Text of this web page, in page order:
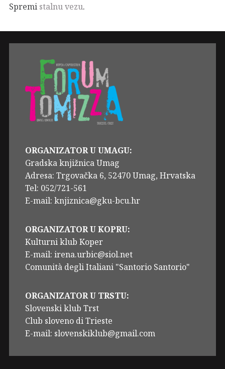
Spremi stalnu vezu.
ORGANIZATOR U UMAGU:
Gradska knjižnica Umag
Adresa: Trgovačka 6, 52470 Umag, Hrvatska
Tel: 052/721-561
E-mail: knjiznica@gku-bcu.hr
ORGANIZATOR U KOPRU:
Kulturni klub Koper
E-mail: irena.urbic@siol.net
Comunità degli Italiani "Santorio Santorio"
ORGANIZATOR U TRSTU:
Slovenski klub Trst
Club sloveno di Trieste
E-mail: slovenskiklub@gmail.com